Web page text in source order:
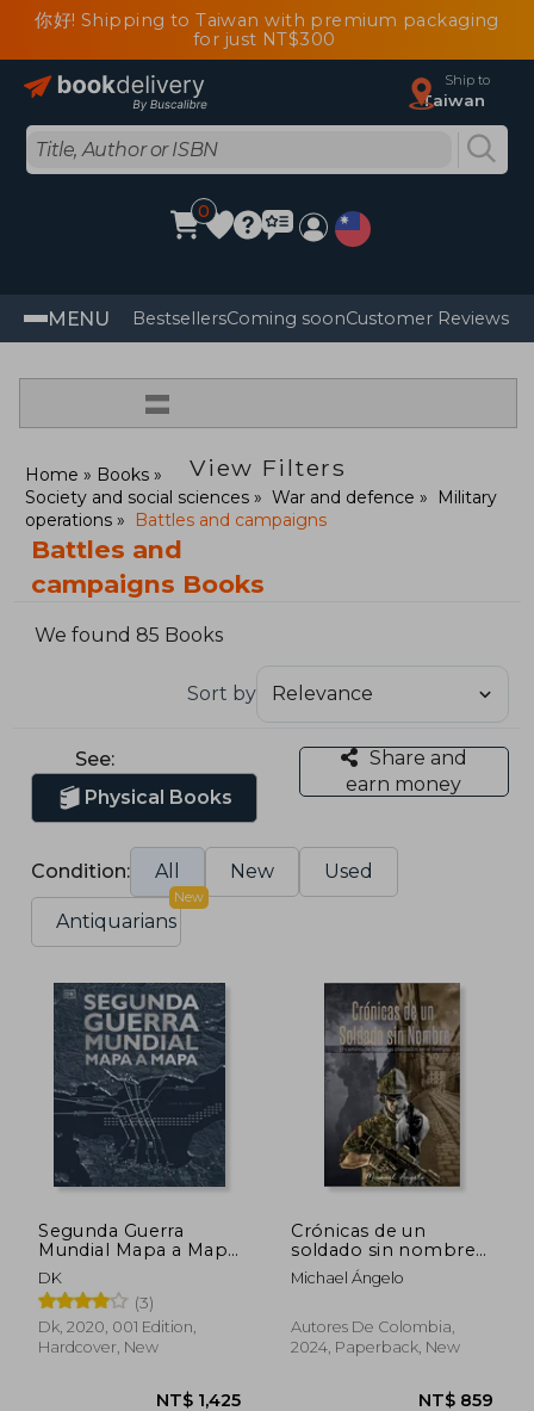
你好! Shipping to Taiwan with premium packaging
for just NT$300
Ship to
Taiwan
0
MENU BestsellersComing soonCustomer Reviews
=
View Filters
Home
Books
Society and social sciences
War and defence
Military
operations
Battles and campaigns
Battles and
campaigns Books
We found 85 Books
Sort by
See:
Physical Books
Share and
earn money
Condition: All New Used
Antiquarians
New
Segunda Guerra
Mundial Mapa a Mapa
(in Spanish)
DK
(3)
Dk, 2020, 001 Edition,
Hardcover, New
Crónicas de un
soldado sin nombre
(in Spanish)
Michael Ángelo
Autores De Colombia,
2024, Paperback, New